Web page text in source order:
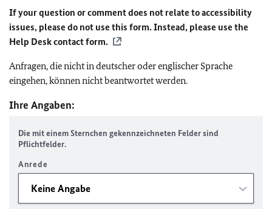
If your question or comment does not relate to accessibility
issues, please do not use this form. Instead, please use the
Help Desk contact form.
Anfragen, die nicht in deutscher oder englischer Sprache
eingehen, können nicht beantwortet werden.
Ihre Angaben:
Die mit einem Sternchen gekennzeichneten Felder sind
Pflichtfelder.
Anrede